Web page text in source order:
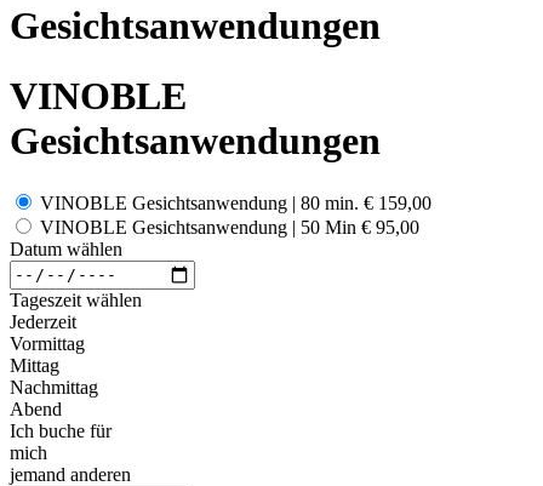
Gesichtsanwendungen
VINOBLE
Gesichtsanwendungen
VINOBLE Gesichtsanwendung | 80 min. € 159,00
VINOBLE Gesichtsanwendung | 50 Min € 95,00
Datum wählen
Tageszeit wählen
Jederzeit
Vormittag
Mittag
Nachmittag
Abend
Ich buche für
mich
jemand anderen